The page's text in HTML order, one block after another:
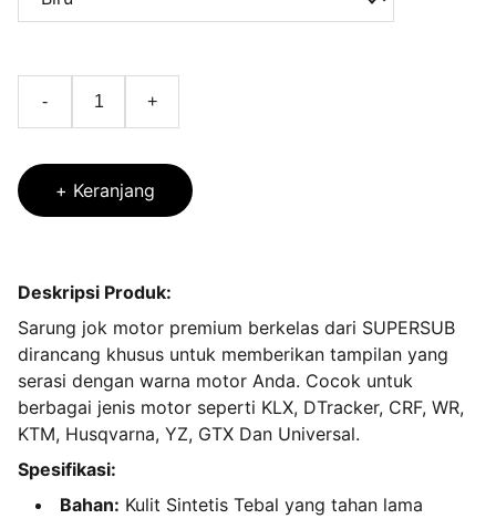
- +
+ Keranjang
Deskripsi Produk:
Sarung jok motor premium berkelas dari SUPERSUB
dirancang khusus untuk memberikan tampilan yang
serasi dengan warna motor Anda. Cocok untuk
berbagai jenis motor seperti KLX, DTracker, CRF, WR,
KTM, Husqvarna, YZ, GTX Dan Universal.
Spesifikasi:
Bahan: Kulit Sintetis Tebal yang tahan lama